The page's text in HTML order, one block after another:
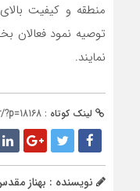
منطقه و کیفیت
توصیه نمود فعالان
نمایند.
لینک کوتاه :
نویسنده : بهناز